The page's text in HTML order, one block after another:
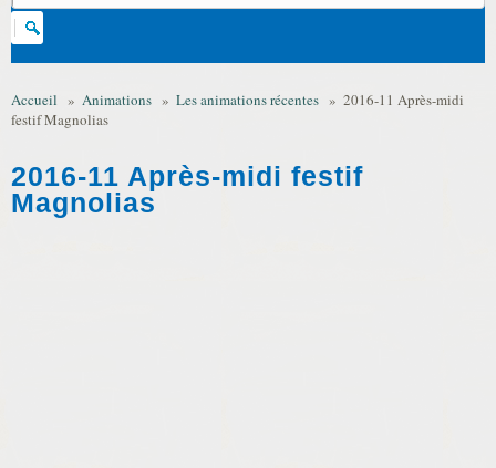
Formulaire de recherche
Accueil » Animations » Les animations récentes » 2016-11 Après-midi
festif Magnolias
2016-11 Après-midi festif
Magnolias